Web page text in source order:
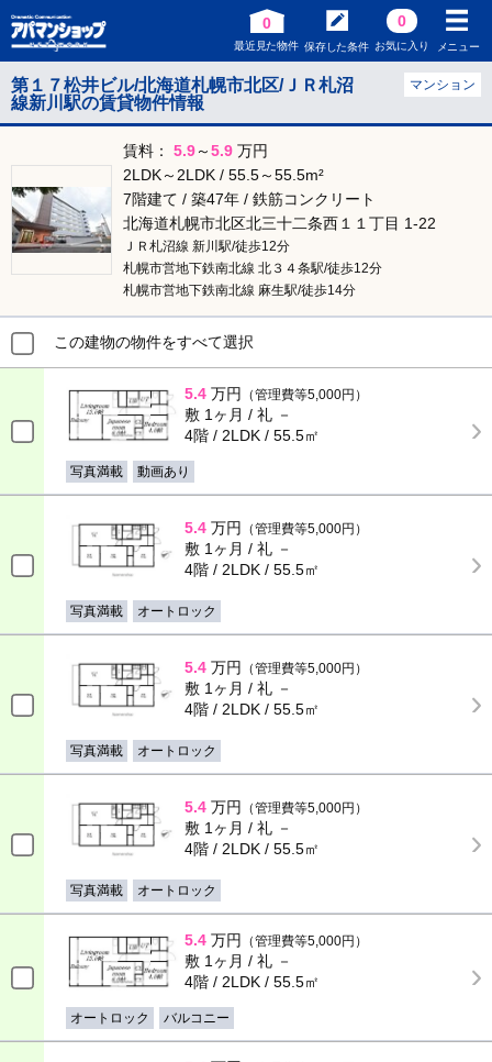
0
最近見た物件 保存した条件
0
お気に入り メニュー
第１７松井ビル/北海道札幌市北区/ＪＲ札沼
線新川駅の賃貸物件情報
マンション
賃料： 5.9～5.9 万円
2LDK～2LDK / 55.5～55.5m²
7階建て / 築47年 / 鉄筋コンクリート
北海道札幌市北区北三十二条西１１丁目 1-22
ＪＲ札沼線 新川駅/徒歩12分
札幌市営地下鉄南北線 北３４条駅/徒歩12分
札幌市営地下鉄南北線 麻生駅/徒歩14分
この建物の物件をすべて選択
5.4 万円 （管理費等5,000円）
敷 1ヶ月 / 礼 －
4階 / 2LDK / 55.5㎡
写真満載 動画あり
5.4 万円 （管理費等5,000円）
敷 1ヶ月 / 礼 －
4階 / 2LDK / 55.5㎡
写真満載 オートロック
5.4 万円 （管理費等5,000円）
敷 1ヶ月 / 礼 －
4階 / 2LDK / 55.5㎡
写真満載 オートロック
5.4 万円 （管理費等5,000円）
敷 1ヶ月 / 礼 －
4階 / 2LDK / 55.5㎡
写真満載 オートロック
5.4 万円 （管理費等5,000円）
敷 1ヶ月 / 礼 －
4階 / 2LDK / 55.5㎡
オートロック バルコニー